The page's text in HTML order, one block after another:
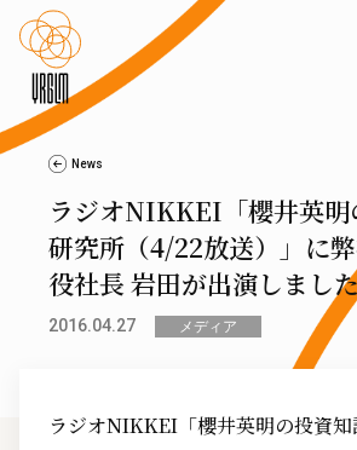
News
ラジオNIKKEI「櫻井英明
研究所（4/22放送）」に
役社長 岩田が出演しまし
2016.04.27 メディア
ラジオNIKKEI「櫻井英明の投資